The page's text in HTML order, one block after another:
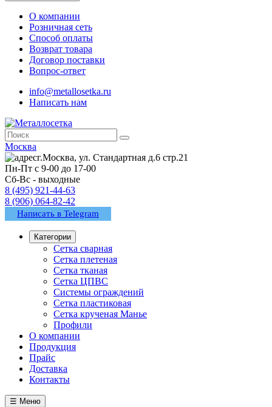
О компании
Розничная сеть
Способ оплаты
Возврат товара
Договор поставки
Вопрос-ответ
info@metallosetka.ru
Написать нам
Москва
г.Москва, ул. Стандартная д.6 стр.21
Пн-Пт с 9-00 до 17-00
Сб-Вс - выходные
8 (495) 921-44-63
8 (906) 064-82-42
Написать в Telegram
Категории
Сетка сварная
Сетка плетеная
Сетка тканая
Сетка ЦПВС
Системы ограждений
Сетка пластиковая
Сетка крученая Манье
Профили
О компании
Продукция
Прайс
Доставка
Контакты
☰ Меню